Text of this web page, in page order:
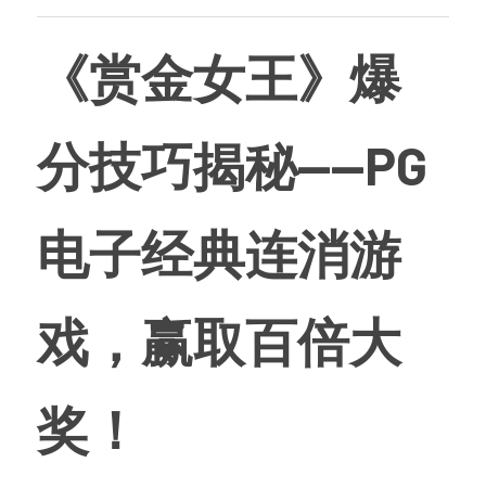
《赏金女王》爆
分技巧揭秘——PG
电子经典连消游
戏，赢取百倍大
奖！